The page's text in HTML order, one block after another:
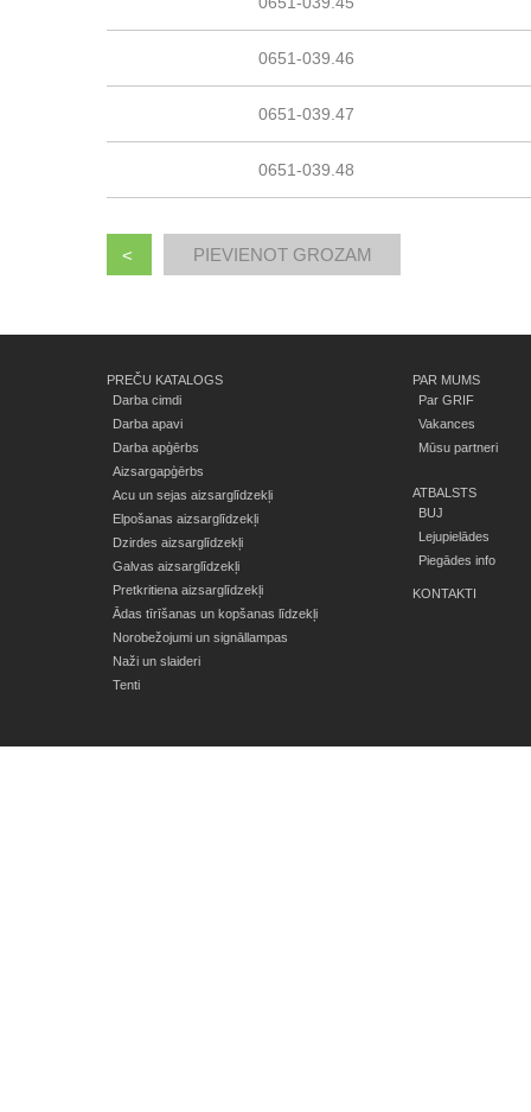
0651-039.46
0651-039.47
0651-039.48
<
PREČU KATALOGS
Darba cimdi
Darba apavi
Darba apģērbs
Aizsargapģērbs
Acu un sejas aizsarglīdzekļi
Elpošanas aizsarglīdzekļi
Dzirdes aizsarglīdzekļi
Galvas aizsarglīdzekļi
Pretkritiena aizsarglīdzekļi
Ādas tīrīšanas un kopšanas līdzekļi
Norobežojumi un signāllampas
Naži un slaideri
Tenti
PAR MUMS
Par GRIF
Vakances
Mūsu partneri
ATBALSTS
BUJ
Lejupielādes
Piegādes info
KONTAKTI